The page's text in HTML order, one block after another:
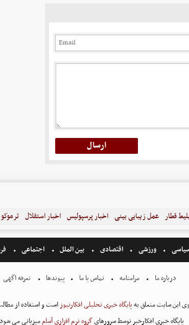
بلیط قطار عمل زیبایی بینی اخبار پرسپولیس اخبار استقلال
ورزشی اقتصادی بین الملل اجتماعی
درباره ما مرامنامه تماس با ما پیوندها تعرفه اگهی
این سایت متعلق بهپایگاه خبری تحلیلی افکارنیوزاست و استفاده از
پایگاه خبری افکارخبر توسط سرورهایگروه نرم افزاری آساممیزبانی می